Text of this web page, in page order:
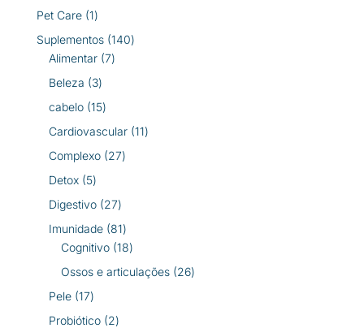
produto
Pet Care 11
produto
Suplementos 140140
Alimentar 77
Beleza 33
produtos
cabelo 1515
produtos
Cardiovascular 1111
Complexo 2727
Detox 55
produtos
Digestivo 2727
produtos
Imunidade 8181
produtos
Cognitivo 1818
produtos
Ossos e articulações 2626
Pele 1717
produtos
Probiótico 22